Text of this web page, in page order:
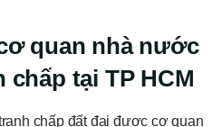
quan nhà nước
tại TP HCM
chấp đất đai được cơ quan